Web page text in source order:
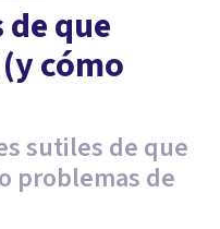
que
cómo
sutiles de que
problemas de